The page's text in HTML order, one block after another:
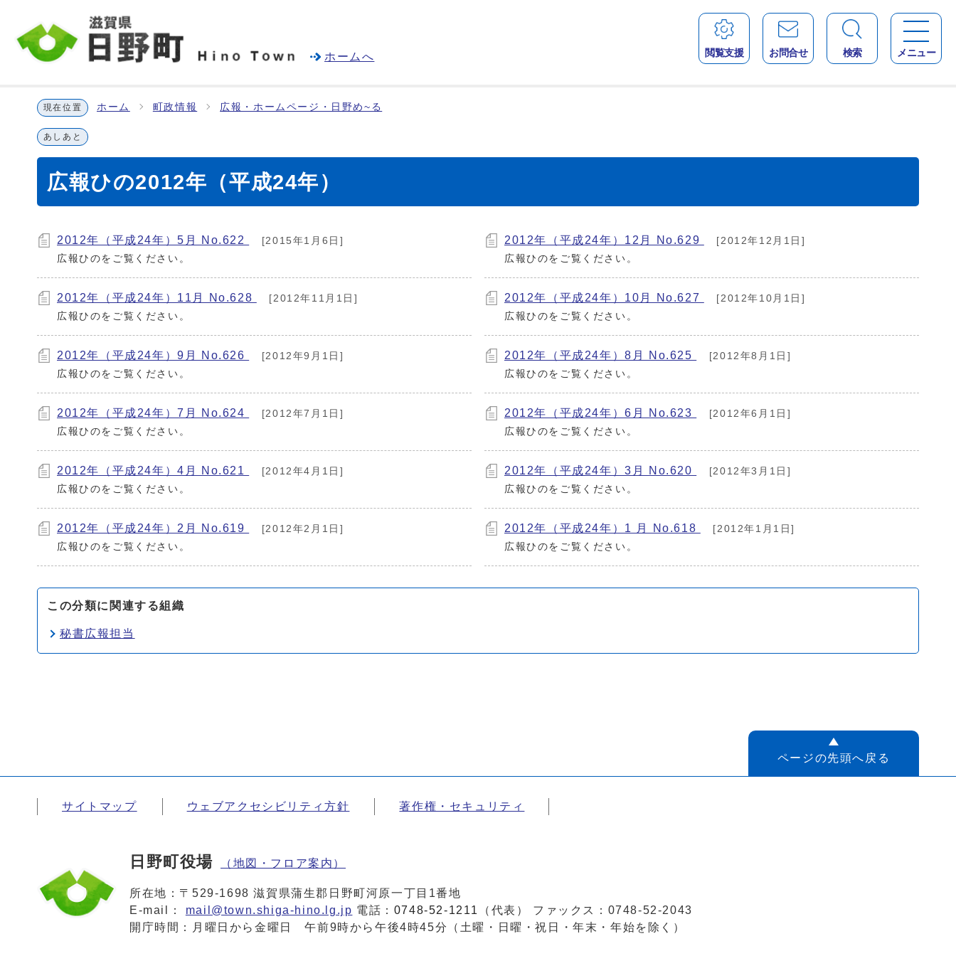
ホームへ 閲覧支援 お問合せ 検索 メニュー
現在位置 ホーム 町政情報 広報・ホームページ・日野め~る
あしあと
広報ひの2012年（平成24年）
2012年（平成24年）5月 No.622
[2015年1月6日]
広報ひのをご覧ください。
2012年（平成24年）12月 No.629
[2012年12月1日]
広報ひのをご覧ください。
2012年（平成24年）11月 No.628
[2012年11月1日]
広報ひのをご覧ください。
2012年（平成24年）10月 No.627
[2012年10月1日]
広報ひのをご覧ください。
2012年（平成24年）9月 No.626
[2012年9月1日]
広報ひのをご覧ください。
2012年（平成24年）8月 No.625
[2012年8月1日]
広報ひのをご覧ください。
2012年（平成24年）7月 No.624
[2012年7月1日]
広報ひのをご覧ください。
2012年（平成24年）6月 No.623
[2012年6月1日]
広報ひのをご覧ください。
2012年（平成24年）4月 No.621
[2012年4月1日]
広報ひのをご覧ください。
2012年（平成24年）3月 No.620
[2012年3月1日]
広報ひのをご覧ください。
2012年（平成24年）2月 No.619
[2012年2月1日]
広報ひのをご覧ください。
2012年（平成24年）1 月 No.618
[2012年1月1日]
広報ひのをご覧ください。
この分類に関連する組織
秘書広報担当
ページの先頭へ戻る
サイトマップ ウェブアクセシビリティ方針 著作権・セキュリティ
日野町役場 （地図・フロア案内）
所在地：〒529-1698 滋賀県蒲生郡日野町河原一丁目1番地
E-mail： mail@town.shiga-hino.lg.jp 電話： 0748-52-1211
（代表） ファックス：0748-52-2043
開庁時間：月曜日から金曜日 午前9時から午後4時45分（土曜・日曜・祝日・年末・年始を除く）